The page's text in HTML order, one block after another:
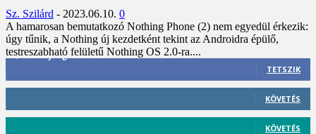
Sz. Szilárd - 2023.06.10. 0
A hamarosan bemutatkozó Nothing Phone (2) nem egyedül érkezik:
úgy tűnik, a Nothing új kezdetként tekint az Androidra épülő,
testreszabható felületű Nothing OS 2.0-ra....
3,452 Rajongók
TETSZIK
KÖVETÉS
KÖVETÉS